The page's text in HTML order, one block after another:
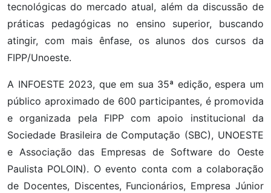
tecnológicas do mercado atual, além da discussão de
práticas pedagógicas no ensino superior, buscando
atingir, com mais ênfase, os alunos dos cursos da
FIPP/Unoeste.
A INFOESTE 2023, que em sua 35ª edição, espera um
público aproximado de 600 participantes, é promovida
e organizada pela FIPP com apoio institucional da
Sociedade Brasileira de Computação (SBC), UNOESTE
e Associação das Empresas de Software do Oeste
Paulista POLOIN). O evento conta com a colaboração
de Docentes, Discentes, Funcionários, Empresa Júnior